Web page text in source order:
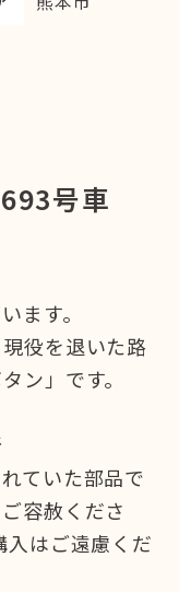
号車
ます。
役を退いた路
ン」です。
ていた部品で
容赦くださ
はご遠慮くだ